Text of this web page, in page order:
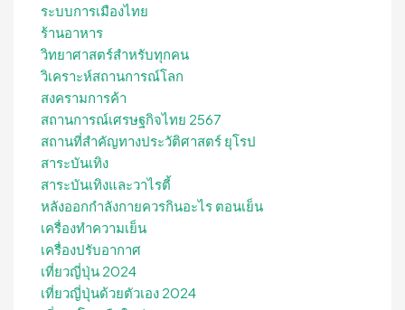
ระบบการเมืองไทย
ร้านอาหาร
วิทยาศาสตร์สำหรับทุกคน
วิเคราะห์สถานการณ์โลก
สงครามการค้า
สถานการณ์เศรษฐกิจไทย 2567
สถานที่สําคัญทางประวัติศาสตร์ ยุโรป
สาระบันเทิง
สาระบันเทิงและวาไรตี้
หลังออกกําลังกายควรกินอะไร ตอนเย็น
เครื่องทำความเย็น
เครื่องปรับอากาศ
เที่ยวญี่ปุ่น 2024
เที่ยวญี่ปุ่นด้วยตัวเอง 2024